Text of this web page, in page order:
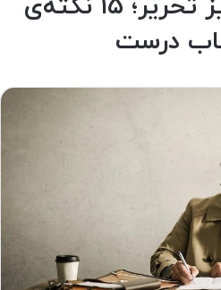
راهنمای خرید میز تحریر؛ ۱۵ نکته‌ی
درست